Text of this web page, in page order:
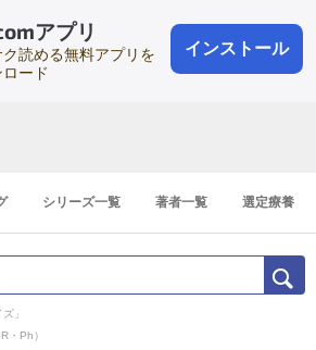
アプリ
読める無料アプリを
ード
インストール
会員登録
登録1分
シリーズ一覧 著者一覧 選定療養
」
・Ph）